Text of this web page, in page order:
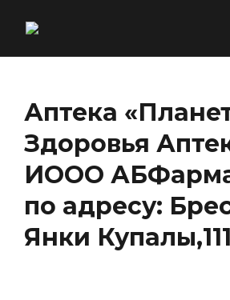
Аптека
Здоровья
ИООО
по адресу:
Янки